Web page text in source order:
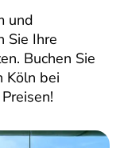
und
Sie Ihre
Buchen Sie
Köln bei